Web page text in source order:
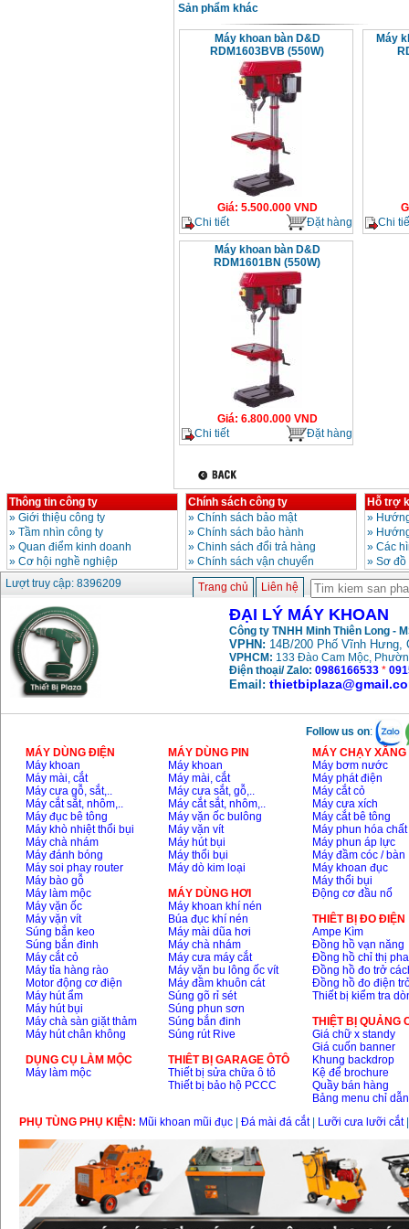
Sản phẩm khác
Máy khoan bàn D&D
RDM1603BVB (550W)
Giá: 5.500.000VND
Chi tiết
Đặt hàng
Máy
Chi
Máy khoan bàn D&D
RDM1601BN (550W)
Giá: 6.800.000VND
Chi tiết
Đặt hàng
Thông tin công ty
» Giới thiệu công ty
» Tầm nhìn công ty
» Quan điểm kinh doanh
» Cơ hội nghề nghiệp
Chính sách công ty
» Chính sách bảo mật
» Chính sách bảo hành
» Chinh sách đổi trả hàng
» Chính sách vận chuyển
Hỗ trợ
»
»
» Các
» Sơ
Lượt truy cập: 8396209
Trang chủ Liên hệ
ĐẠI LÝ MÁY KHOAN
Công ty TNHH Minh Thiên Long -
VPHN: 14B/200 Phố Vĩnh Hưng,
VPHCM: 133 Đào Cam Mộc,
Điện thoại/ Zalo: 0986166533 *
Email:
Follow us on:
MÁY DÙNG ĐIỆN
Máy khoan
Máy mài, cắt
Máy cưa gỗ, sắt,..
Máy cắt sắt, nhôm,..
Máy đục bê tông
Máy khò nhiệt thổi bụi
Máy chà nhám
Máy đánh bóng
Máy soi phay router
Máy bào gỗ
Máy làm mộc
Máy vặn ốc
Máy vặn vít
Súng bắn keo
Súng bắn đinh
Máy cắt cỏ
Máy tỉa hàng rào
Motor động cơ điện
Máy hút ẩm
Máy hút bụi
Máy chà sàn giặt thảm
Máy hút chân không
DỤNG CỤ LÀM MỘC
Máy làm mộc
MÁY DÙNG PIN
Máy khoan
Máy mài, cắt
Máy cưa sắt, gỗ,..
Máy cắt sắt, nhôm,..
Máy vặn ốc bulông
Máy vặn vít
Máy hút bụi
Máy thổi bụi
Máy dò kim loại
MÁY DÙNG HƠI
Máy khoan khí nén
Búa đục khí nén
Máy mài dũa hơi
Máy chà nhám
Máy cưa máy cắt
Máy vặn bu lông ốc vít
Máy đầm khuôn cát
Súng gõ rỉ sét
Súng phun sơn
Súng bắn đinh
Súng rút Rive
THIÊT BỊ GARAGE ÔTÔ
Thiết bị sửa chữa ô tô
Thiết bị bảo hộ PCCC
MÁY CHẠY
Máy bơm nước
Máy phát điện
Máy cắt cỏ
Máy cưa xích
Máy cắt bê tông
Máy phun hóa chất
Máy phun áp lực
Máy đầm cóc / bàn
Máy khoan đục
Máy thổi bụi
Động cơ đầu nổ
THIÊT BỊ ĐO ĐIỆN
Ampe Kìm
Đồng hồ vạn năng
Đồng hồ chỉ thị pha
Đồng hồ đo trở
Đồng hồ đo điện
Thiết bị kiểm tra
THIỆT BỊ QUẢNG
Giá chữ x standy
Giá cuốn banner
Khung backdrop
Kệ để brochure
Quầy bán hàng
Bảng menu chỉ dẫn
PHỤ TÙNG PHỤ KIỆN: Mũi khoan mũi đục Đá mài đá cắt| Lưỡi cưa lưỡi cắt